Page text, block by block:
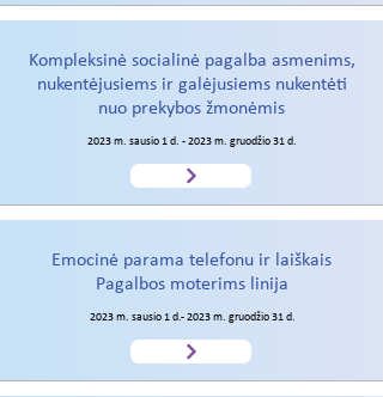
Kompleksinė socialinė pagalba asmenims,
nukentėjusiems ir galėjusiems nukentėti
nuo prekybos žmonėmis
2023 m. sausio 1 d. - 2023 m. gruodžio 31 d.
Emocinė parama telefonu ir laiškais
Pagalbos moterims linija
2023 m. sausio 1 d.- 2023 m. gruodžio 31 d.